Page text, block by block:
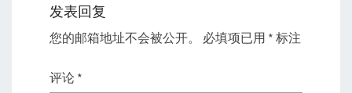
发表回复
您的邮箱地址不会被公开。 必填项已用 * 标注
评论 *